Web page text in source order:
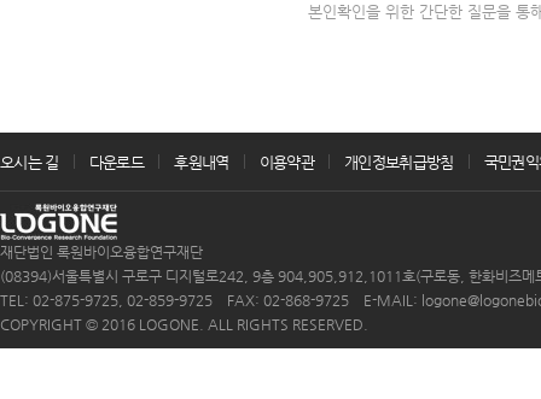
본인확인을 위한 간단한 질문을 통
오시는 길 다운로드 후원내역 이용약관 개인정보취급방침 국민권
재단법인 록원바이오융합연구재단
(08394)서울특별시 구로구 디지털로242, 9층 904,905,912,1011호(구로동, 한화비즈메
TEL: 02-875-9725, 02-859-9725 FAX: 02-868-9725 E-MAIL:
COPYRIGHT © 2016 LOGONE. ALL RIGHTS RESERVED.